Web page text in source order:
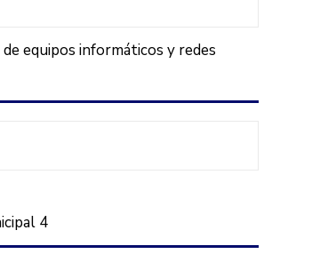
equipos informáticos y redes
4